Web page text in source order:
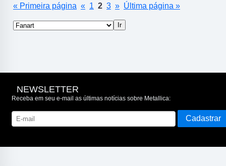
« Primeira página « 1 2 3 » Última página »
NEWSLETTER
Receba em seu e-mail as últimas notícias sobre Metallica: